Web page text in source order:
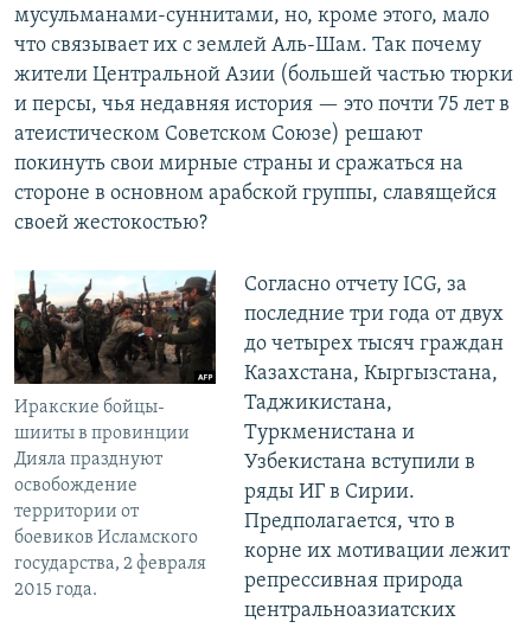
мусульманами-суннитами, но, кроме этого, мало
что связывает их с землей Аль-Шам. Так почему
жители Центральной Азии (большей частью тюрки
и персы, чья недавняя история — это почти 75 лет в
атеистическом Советском Союзе) решают
покинуть свои мирные страны и сражаться на
стороне в основном арабской группы, славящейся
своей жестокостью?
Иракские бойцы-
шииты в провинции
Дияла празднуют
освобождение
территории от
боевиков Исламского
государства, 2 февраля
2015 года.
Согласно отчету ICG, за
последние три года от двух
до четырех тысяч граждан
Казахстана, Кыргызстана,
Таджикистана,
Туркменистана и
Узбекистана вступили в
ряды ИГ в Сирии.
Предполагается, что в
корне их мотивации лежит
репрессивная природа
центральноазиатских